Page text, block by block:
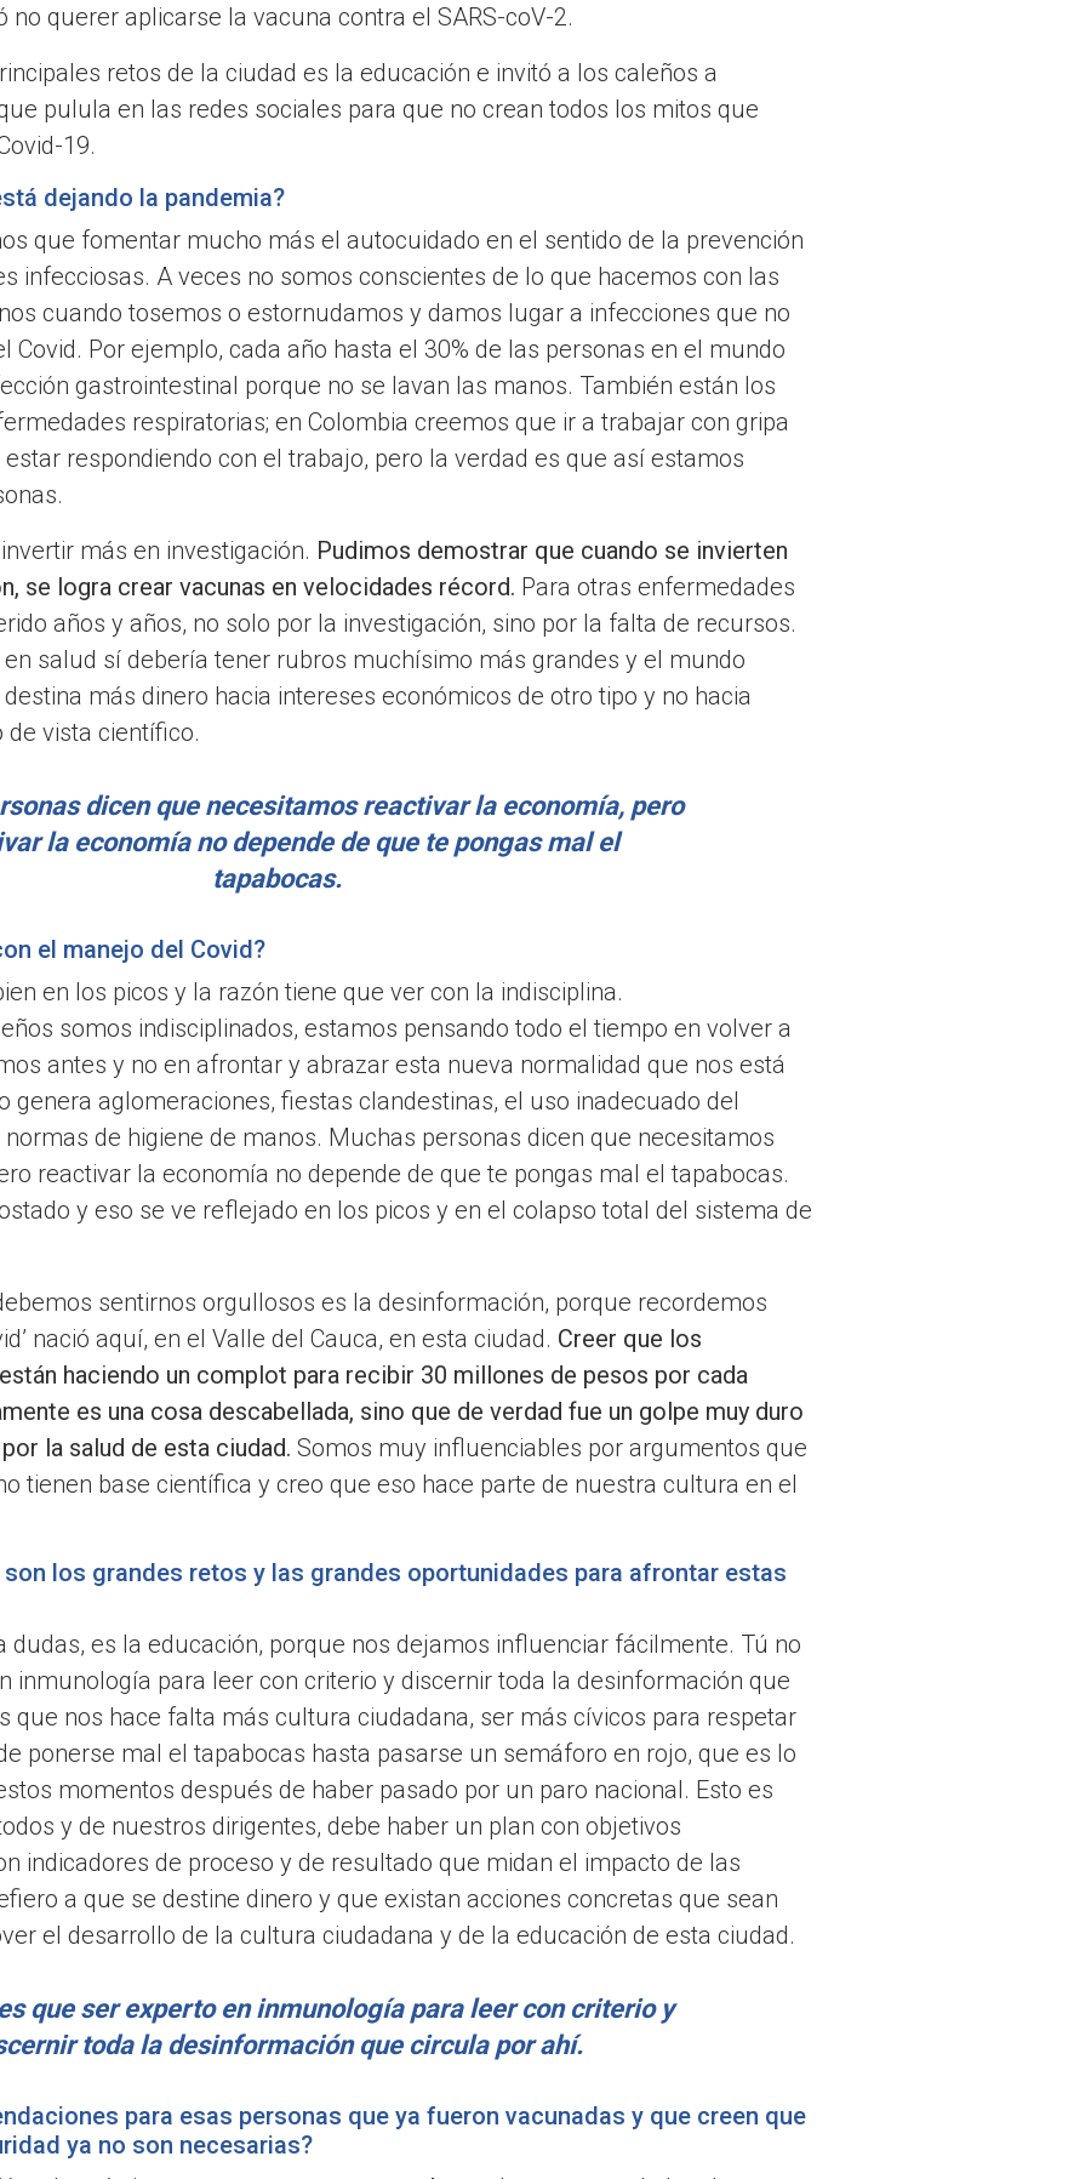
querer aplicarse la vacuna contra el SARS-coV-2.
retos de la ciudad es la educación e invitó a los caleños a
pulula en las redes sociales para que no crean todos los mitos que
19.
dejando la pandemia?
que fomentar mucho más el autocuidado en el sentido de la prevención
infecciosas. A veces no somos conscientes de lo que hacemos con las
cuando tosemos o estornudamos y damos lugar a infecciones que no
Covid. Por ejemplo, cada año hasta el 30% de las personas en el mundo
gastrointestinal porque no se lavan las manos. También están los
respiratorias; en Colombia creemos que ir a trabajar con gripa
respondiendo con el trabajo, pero la verdad es que así estamos
más en investigación. Pudimos demostrar que cuando se invierten
se logra crear vacunas en velocidades récord. Para otras enfermedades
años y años, no solo por la investigación, sino por la falta de recursos.
salud sí debería tener rubros muchísimo más grandes y el mundo
más dinero hacia intereses económicos de otro tipo y no hacia
vista científico.
dicen que necesitamos reactivar la economía, pero
la economía no depende de que te pongas mal el
tapabocas.
el manejo del Covid?
en los picos y la razón tiene que ver con la indisciplina.
somos indisciplinados, estamos pensando todo el tiempo en volver a
antes y no en afrontar y abrazar esta nueva normalidad que nos está
genera aglomeraciones, fiestas clandestinas, el uso inadecuado del
de higiene de manos. Muchas personas dicen que necesitamos
reactivar la economía no depende de que te pongas mal el tapabocas.
y eso se ve reflejado en los picos y en el colapso total del sistema de
sentirnos orgullosos es la desinformación, porque recordemos
nació aquí, en el Valle del Cauca, en esta ciudad. Creer que los
haciendo un complot para recibir 30 millones de pesos por cada
es una cosa descabellada, sino que de verdad fue un golpe muy duro
la salud de esta ciudad. Somos muy influenciables por argumentos que
tienen base científica y creo que eso hace parte de nuestra cultura en el
son los grandes retos y las grandes oportunidades para afrontar estas
dudas, es la educación, porque nos dejamos influenciar fácilmente. Tú no
inmunología para leer con criterio y discernir toda la desinformación que
que nos hace falta más cultura ciudadana, ser más cívicos para respetar
ponerse mal el tapabocas hasta pasarse un semáforo en rojo, que es lo
momentos después de haber pasado por un paro nacional. Esto es
y de nuestros dirigentes, debe haber un plan con objetivos
indicadores de proceso y de resultado que midan el impacto de las
a que se destine dinero y que existan acciones concretas que sean
el desarrollo de la cultura ciudadana y de la educación de esta ciudad.
que ser experto en inmunología para leer con criterio y
toda la desinformación que circula por ahí.
para esas personas que ya fueron vacunadas y que creen que
ya no son necesarias?